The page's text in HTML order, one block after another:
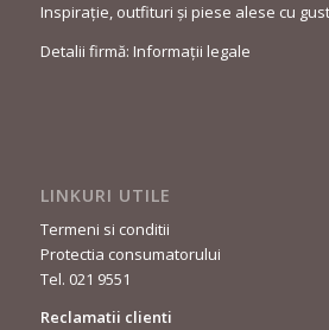
Inspirație, outfituri și piese alese cu
Detalii firmă: Informații legale
LINKURI UTILE
Termeni si conditii
Protectia consumatorului
Tel. 021 9551
Reclamatii clienti